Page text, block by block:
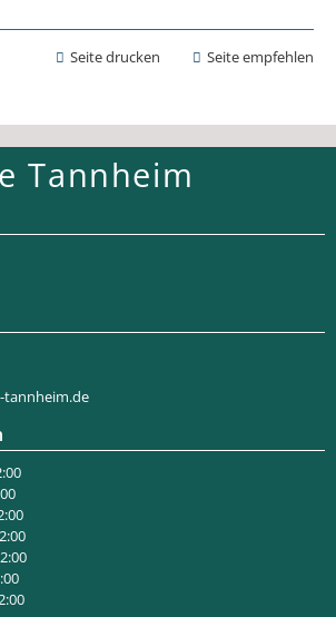
Seite drucken Seite empfehlen
Tannheim
tannheim.de